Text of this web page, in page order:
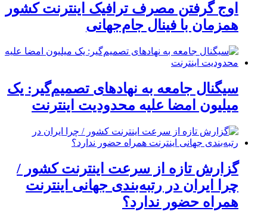
اوج گرفتن مصرف ترافیک اینترنت کشور
همزمان با فینال جام‌جهانی
سیگنال جامعه به نهادهای تصمیم‌گیر: یک
میلیون امضا علیه محدودیت اینترنت
گزارش تازه از سرعت اینترنت کشور /
چرا ایران در رتبه‌بندی جهانی اینترنت
همراه حضور ندارد؟